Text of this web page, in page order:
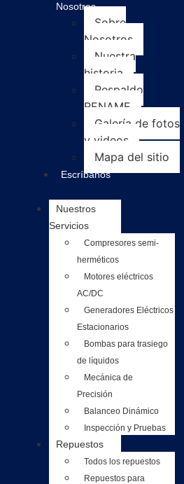
Nosotros
Sobre
Nosotros
Nuestra
historia
Respaldo
RENAME
Galería de fotos
y videos
Mapa del sitio
Escríbanos
Nuestros
Servicios
Compresores semi-
herméticos
Motores eléctricos
AC/DC
Generadores Eléctricos
Estacionarios
Bombas para trasiego
de líquidos
Mecánica de
Precisión
Balanceo Dinámico
Inspección y Pruebas
Repuestos
Todos los repuestos
Repuestos para